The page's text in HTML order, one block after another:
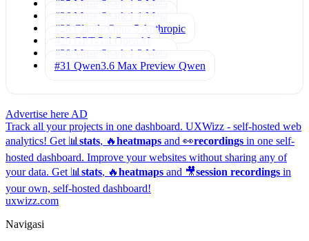
#25 Muse Spark 1.2 Meta
#26 Muse Spark 1.1 Meta
#28 Claude Opus 5 Anthropic
#29 GPT-5.4 OpenAI
#30 Muse Spark 1.2 Meta
#31 Qwen3.6 Max Preview Qwen
Advertise here AD
Track all your projects in one dashboard. UXWizz - self-hosted web
analytics! Get 📊 stats, 🔥heatmaps and 👀recordings in one self-
hosted dashboard. Improve your websites without sharing any of
your data. Get 📊 stats, 🔥heatmaps and 🎥session recordings in
your own, self-hosted dashboard!
uxwizz.com
Navigasi